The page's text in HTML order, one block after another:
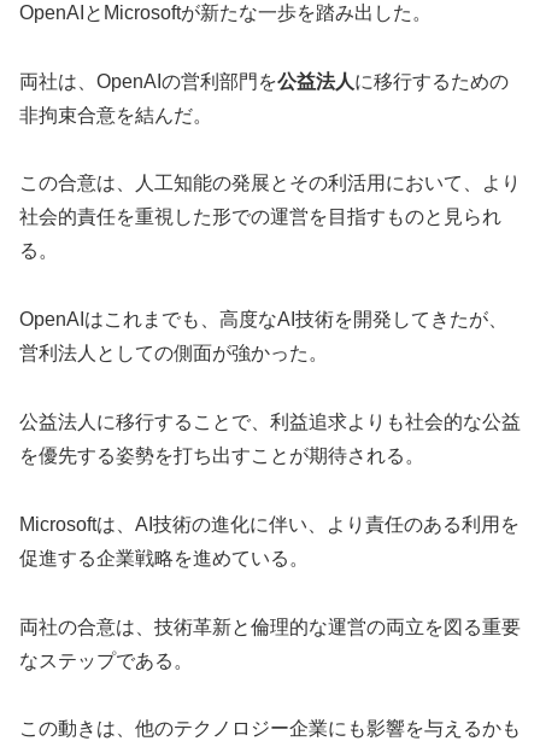
OpenAIとMicrosoftが新たな一歩を踏み出した。
両社は、OpenAIの営利部門を公益法人に移行するための
非拘束合意を結んだ。
この合意は、人工知能の発展とその利活用において、より
社会的責任を重視した形での運営を目指すものと見られ
る。
OpenAIはこれまでも、高度なAI技術を開発してきたが、
営利法人としての側面が強かった。
公益法人に移行することで、利益追求よりも社会的な公益
を優先する姿勢を打ち出すことが期待される。
Microsoftは、AI技術の進化に伴い、より責任のある利用を
促進する企業戦略を進めている。
両社の合意は、技術革新と倫理的な運営の両立を図る重要
なステップである。
この動きは、他のテクノロジー企業にも影響を与えるかも